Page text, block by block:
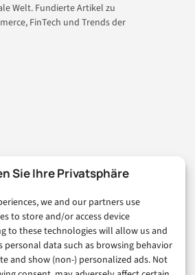
Sie Ihre Privatsphäre
we and our partners use
to store and/or access device
to these technologies will allow us and
data such as browsing behavior
and show (non-) personalized ads. Not
Welt. Fundierte Artikel zu
FinTech und Trends der